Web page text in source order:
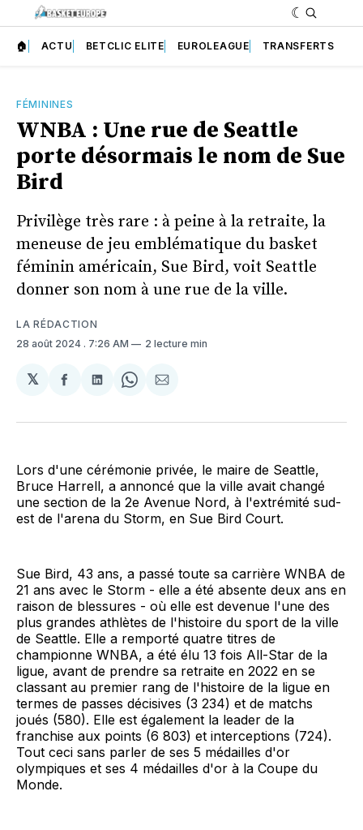
🏠 ACTU BETCLIC ELITE EUROLEAGUE TRANSFERTS
FÉMININES
WNBA : Une rue de Seattle
porte désormais le nom de Sue
Bird
Privilège très rare : à peine à la retraite, la
meneuse de jeu emblématique du basket
féminin américain, Sue Bird, voit Seattle
donner son nom à une rue de la ville.
LA RÉDACTION
28 août 2024 . 7:26 AM 2 lecture min
𝕏
Partager
Facebook
Partager
LinkedIn
Share
WhatsApp
Partager
Courriel
Lors d'une cérémonie privée, le maire de Seattle,
Bruce Harrell, a annoncé que la ville avait changé
une section de la 2e Avenue Nord, à l'extrémité sud-
est de l'arena du Storm, en Sue Bird Court.
Sue Bird, 43 ans, a passé toute sa carrière WNBA de
21 ans avec le Storm - elle a été absente deux ans en
raison de blessures - où elle est devenue l'une des
plus grandes athlètes de l'histoire du sport de la ville
de Seattle. Elle a remporté quatre titres de
championne WNBA, a été élu 13 fois All-Star de la
ligue, avant de prendre sa retraite en 2022 en se
classant au premier rang de l'histoire de la ligue en
termes de passes décisives (3 234) et de matchs
joués (580). Elle est également la leader de la
franchise aux points (6 803) et interceptions (724).
Tout ceci sans parler de ses 5 médailles d'or
olympiques et ses 4 médailles d'or à la Coupe du
Monde.